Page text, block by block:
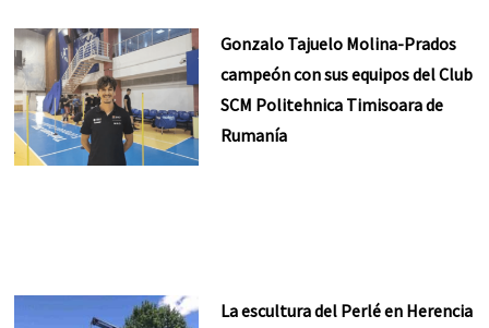
Gonzalo Tajuelo Molina-Prados
campeón con sus equipos del Club
SCM Politehnica Timisoara de
Rumanía
La escultura del Perlé en Herencia